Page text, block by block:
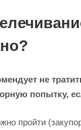
не
попытку,
пройти